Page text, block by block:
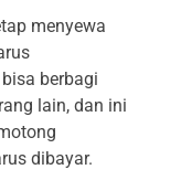
menyewa
berbagi
lain, dan ini
dibayar.